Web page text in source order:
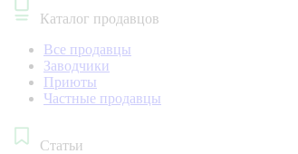
Каталог продавцов
Все продавцы
Заводчики
Приюты
Частные продавцы
Статьи